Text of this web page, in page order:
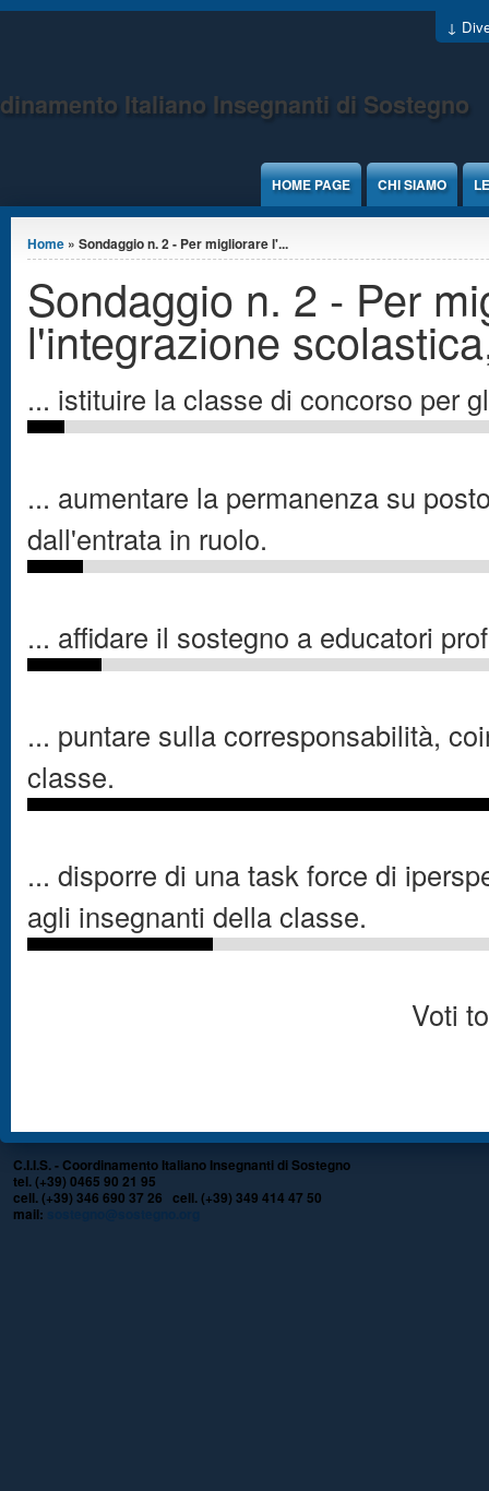
Jump to Content
↓
Italiano Insegnanti di Sostegno
HOME PAGE CHI SIAMO
Tu sei qui
Home » Sondaggio n. 2 - Per migliorare l'...
Sondaggio n. 2 - Per
l'integrazione
... istituire la classe di concorso per
... aumentare la permanenza su
dall'entrata in ruolo.
... affidare il sostegno a educatori
... puntare sulla corresponsabilità,
classe.
... disporre di una task force di
agli insegnanti della classe.
Voti
C.I.I.S. - Coordinamento Italiano Insegnanti di Sostegno
tel. (+39) 0465 90 21 95
cell. (+39) 346 690 37 26 cell. (+39) 349 414 47 50
mail: